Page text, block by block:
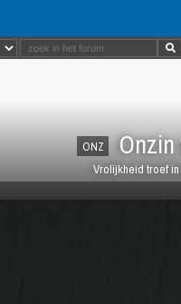
ONZ Onzin
Vrolijkheid troef